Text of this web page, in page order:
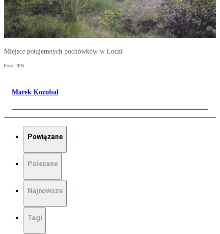
Miejsce potajemnych pochówków w Łodzi
Foto: IPN
Marek Kozubal
Powiązane
Polecane
Najnowsze
Tagi